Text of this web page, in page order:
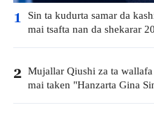
1
Sin ta kudurta samar da
mai tsafta nan da shekarar
2 Mujallar Qiushi za ta
mai taken "Hanzarta Gina